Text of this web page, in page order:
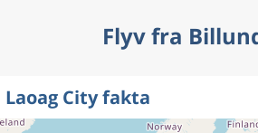
Flyv fra
City fakta